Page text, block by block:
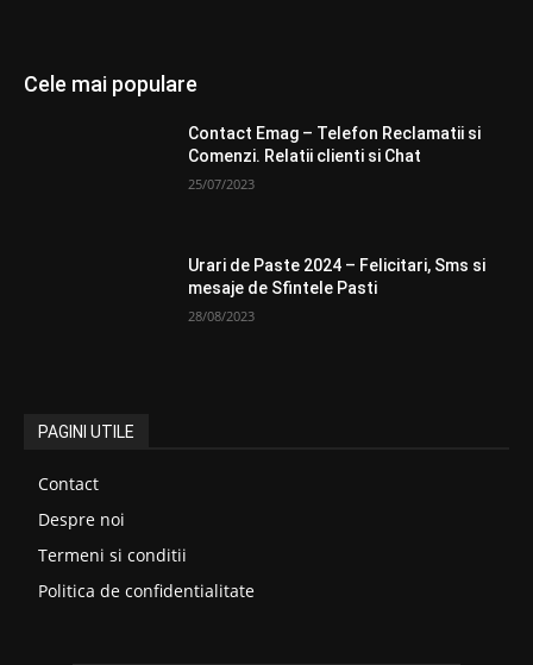
Cele mai populare
Contact Emag – Telefon Reclamatii si
Comenzi. Relatii clienti si Chat
25/07/2023
Urari de Paste 2024 – Felicitari, Sms si
mesaje de Sfintele Pasti
28/08/2023
PAGINI UTILE
Contact
Despre noi
Termeni si conditii
Politica de confidentialitate